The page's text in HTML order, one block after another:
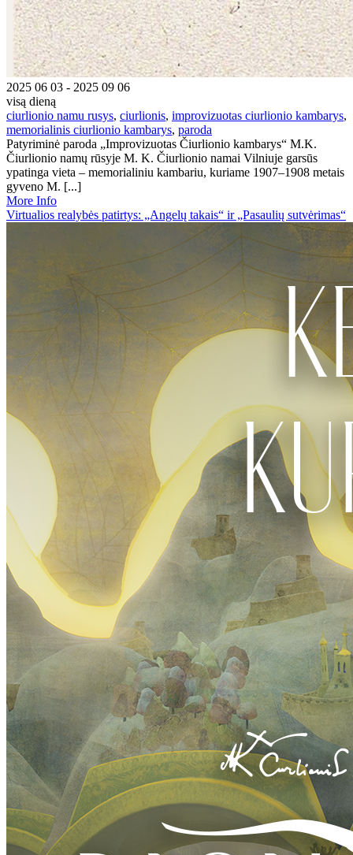
2025 06 03 - 2025 09 06
visą dieną
ciurlionio namu rusys, ciurlionis, improvizuotas ciurlionio kambarys,
memorialinis ciurlionio kambarys, paroda
Patyriminė paroda „Improvizuotas Čiurlionio kambarys“ M.K.
Čiurlionio namų rūsyje M. K. Čiurlionio namai Vilniuje garsūs
ypatinga vieta – memorialiniu kambariu, kuriame 1907–1908 metais
gyveno M. [...]
More Info
Virtualios realybės patirtys: „Angelų takais“ ir „Pasaulių sutvėrimas“